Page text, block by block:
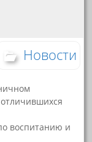
Новости
воспитанию и